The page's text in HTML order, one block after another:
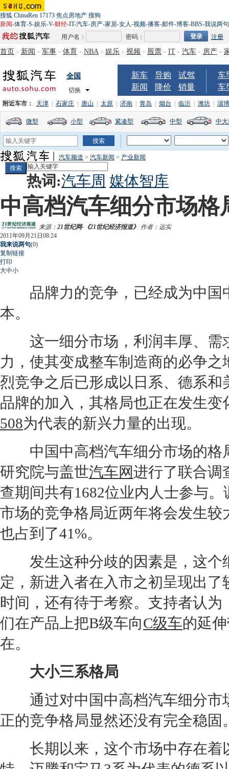
搜狐 ChinaRen 17173 焦点房地产 搜狗
新闻-体育-S-娱乐-V-财经-IT-汽车-房产-家居-女人-视频-播客-邮件-博客-BBS-我说两句
用户名：
密码： 注册
首页 - 新闻 - 军事 - 体育 - NBA - 娱乐 - 视频 - 股票 - IT - 汽车 - 房产 -
全国
切换
新车 导购
试驾
新闻
降价 销量
车
车
附近车市： 天津 石家庄 唐山 太原 济南 青岛 烟台 临沂 潍坊 淄博
微型 小型 紧凑型 中型 中
汽车频道 > 汽车新闻 > 产业新闻
热词:汽车周 媒体智库
中高档汽车细分市场格
来源：21世纪网-《21世纪经济报道》
作者：远实
2011年09月21日08:24
我来说两句(0)
复制链接
打印
大中小
品牌力的竞争，已经成为中国
本。
这一细分市场，利润丰厚、需
力，使其变成整车制造商的必争
烈竞争之后已形成以日系、德系
品牌的加入，其格局也正在发生
508为代表的新兴力量的出现。
中国中高档汽车细分市场的格
研究院与盖世汽车网进行了联合调
查期间共有1682位业内人士参与
市场的竞争格局近两年将会发生
也占到了41%。
发生这种分歧的因素是，这个
定，新进入者在入市之初呈现出
时间，还有待于考察。支持者认
们在产品上把B级车向C级车的延
在。
大小三系格局
通过对中国中高档汽车细分市
正的竞争格局显然还没有完全稳固
长期以来，这个市场中存在着